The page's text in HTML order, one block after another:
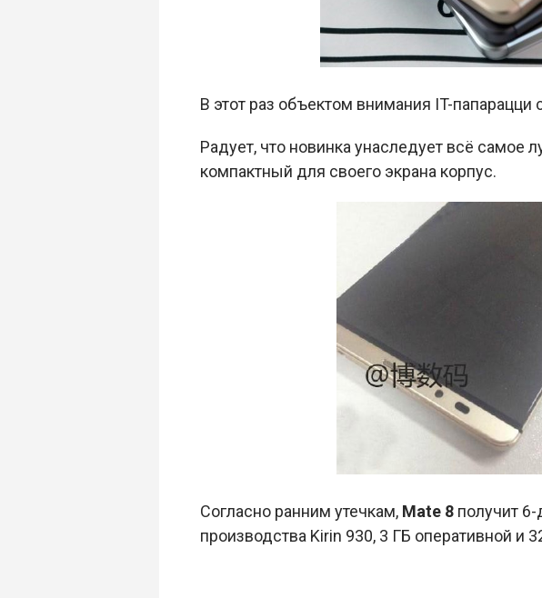
В этот раз объектом внимания IT-папарацци
Радует, что новинка унаследует всё самое
компактный для своего экрана корпус.
Согласно ранним утечкам, Mate 8получит 6-
производства Kirin 930, 3 ГБ оперативной и